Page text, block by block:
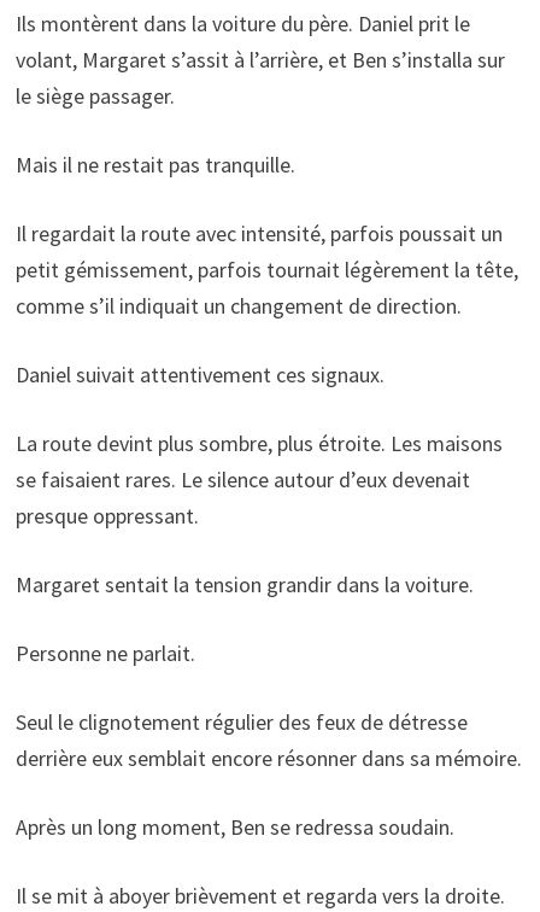
Ils montèrent dans la voiture du père. Daniel prit le
volant, Margaret s’assit à l’arrière, et Ben s’installa sur
le siège passager.
Mais il ne restait pas tranquille.
Il regardait la route avec intensité, parfois poussait un
petit gémissement, parfois tournait légèrement la tête,
comme s’il indiquait un changement de direction.
Daniel suivait attentivement ces signaux.
La route devint plus sombre, plus étroite. Les maisons
se faisaient rares. Le silence autour d’eux devenait
presque oppressant.
Margaret sentait la tension grandir dans la voiture.
Personne ne parlait.
Seul le clignotement régulier des feux de détresse
derrière eux semblait encore résonner dans sa mémoire.
Après un long moment, Ben se redressa soudain.
Il se mit à aboyer brièvement et regarda vers la droite.